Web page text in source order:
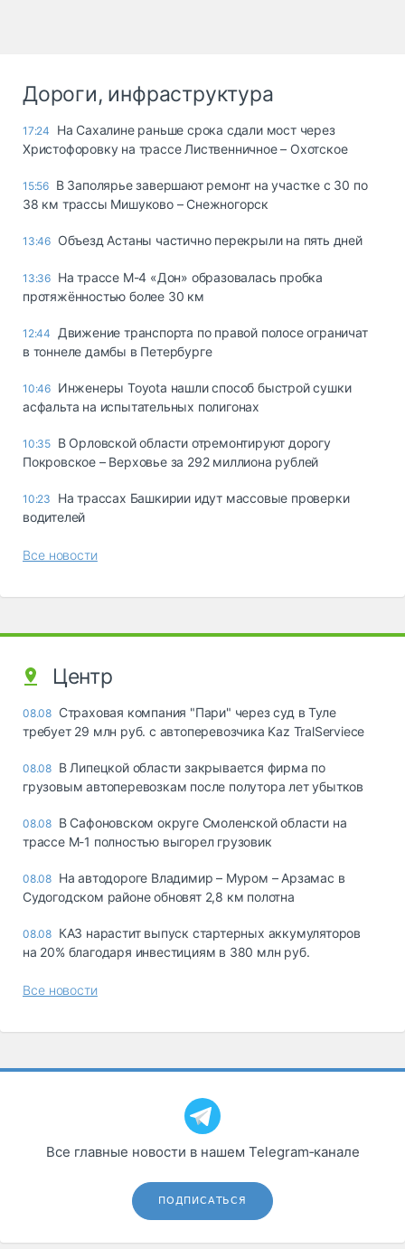
Дороги, инфраструктура
17:24
На Сахалине раньше срока сдали мост через
Христофоровку на трассе Лиственничное – Охотское
15:56 В Заполярье завершают ремонт на участке с 30 по
38 км трассы Мишуково – Снежногорск
13:46 Объезд Астаны частично перекрыли на пять дней
13:36 На трассе М-4 «Дон» образовалась пробка
протяжённостью более 30 км
12:44
Движение транспорта по правой полосе ограничат
в тоннеле дамбы в Петербурге
10:46 Инженеры Toyota нашли способ быстрой сушки
асфальта на испытательных полигонах
10:35 В Орловской области отремонтируют дорогу
Покровское – Верховье за 292 миллиона рублей
10:23
На трассах Башкирии идут массовые проверки
водителей
Все новости
Центр
08.08 Страховая компания "Пари" через суд в Туле
требует 29 млн руб. с автоперевозчика Kaz TralServiece
08.08 В Липецкой области закрывается фирма по
грузовым автоперевозкам после полутора лет убытков
08.08 В Сафоновском округе Смоленской области на
трассе М-1 полностью выгорел грузовик
08.08 На автодороге Владимир – Муром – Арзамас в
Судогодском районе обновят 2,8 км полотна
08.08 КАЗ нарастит выпуск стартерных аккумуляторов
на 20% благодаря инвестициям в 380 млн руб.
Все новости
Все главные новости в нашем Telegram‑канале
ПОДПИСАТЬСЯ